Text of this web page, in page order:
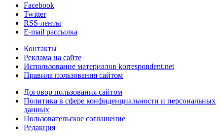
Facebook
Twitter
RSS-ленты
E-mail рассылка
Контакты
Реклама на сайте
Использование материалов korrespondent.net
Правила пользования сайтом
Договор пользования сайтом
Политика в сфере конфиденциальности и персональных
данных
Пользовательское соглашение
Редакция